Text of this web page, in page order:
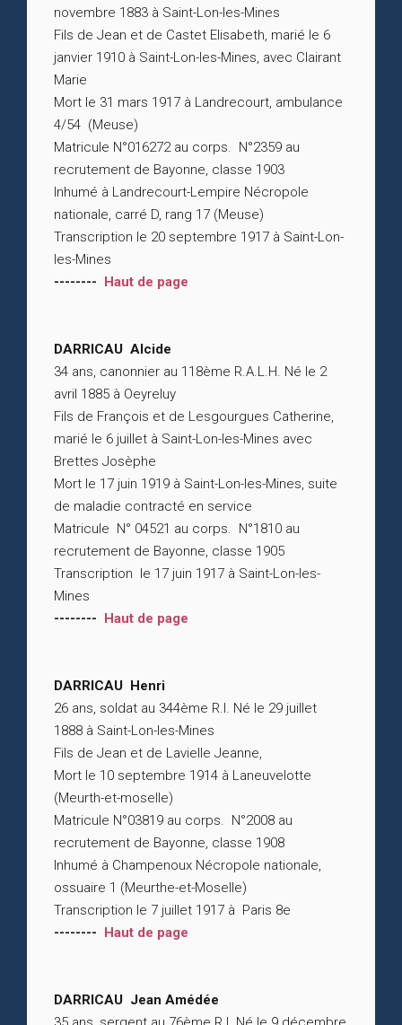
novembre 1883 à Saint-Lon-les-Mines
Fils de Jean et de Castet Elisabeth, marié le 6
janvier 1910 à Saint-Lon-les-Mines, avec Clairant
Marie
Mort le 31 mars 1917 à Landrecourt, ambulance
4/54 (Meuse)
Matricule N°016272 au corps. N°2359 au
recrutement de Bayonne, classe 1903
Inhumé à Landrecourt-Lempire Nécropole
nationale, carré D, rang 17 (Meuse)
Transcription le 20 septembre 1917 à Saint-Lon-
les-Mines
-------- Haut de page
DARRICAU Alcide
34 ans, canonnier au 118ème R.A.L.H. Né le 2
avril 1885 à Oeyreluy
Fils de François et de Lesgourgues Catherine,
marié le 6 juillet à Saint-Lon-les-Mines avec
Brettes Josèphe
Mort le 17 juin 1919 à Saint-Lon-les-Mines, suite
de maladie contracté en service
Matricule N° 04521 au corps. N°1810 au
recrutement de Bayonne, classe 1905
Transcription le 17 juin 1917 à Saint-Lon-les-
Mines
-------- Haut de page
DARRICAU Henri
26 ans, soldat au 344ème R.I. Né le 29 juillet
1888 à Saint-Lon-les-Mines
Fils de Jean et de Lavielle Jeanne,
Mort le 10 septembre 1914 à Laneuvelotte
(Meurth-et-moselle)
Matricule N°03819 au corps. N°2008 au
recrutement de Bayonne, classe 1908
Inhumé à Champenoux Nécropole nationale,
ossuaire 1 (Meurthe-et-Moselle)
Transcription le 7 juillet 1917 à Paris 8e
-------- Haut de page
DARRICAU Jean Amédée